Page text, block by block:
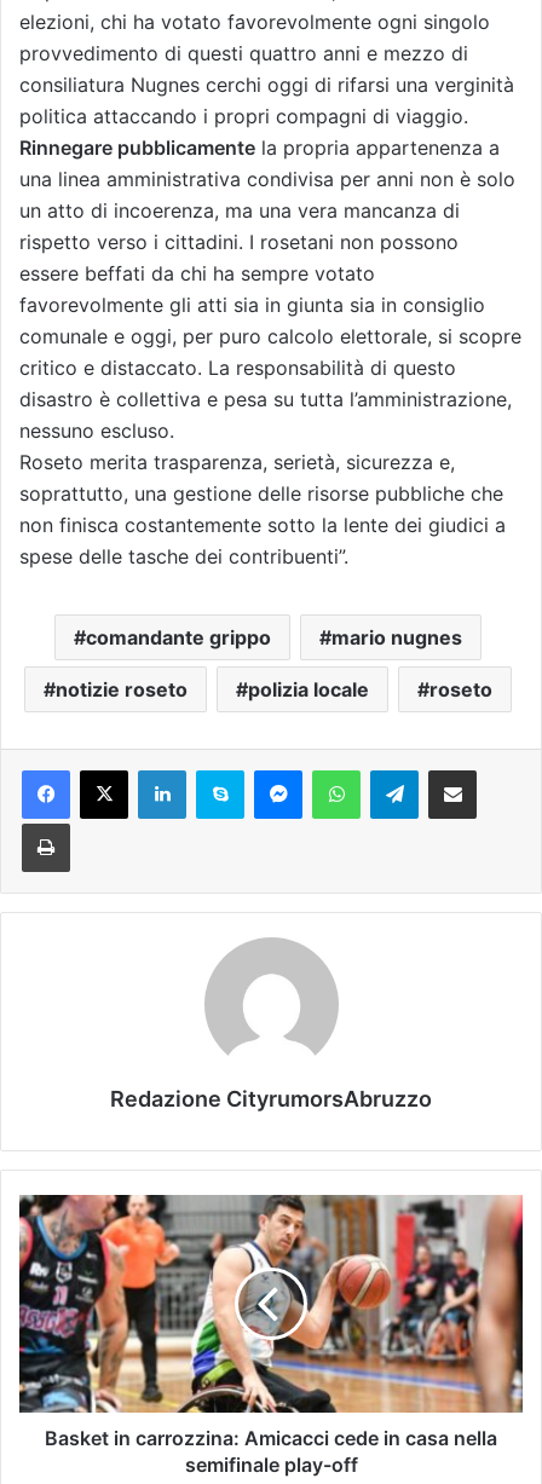
elezioni, chi ha votato favorevolmente ogni singolo
provvedimento di questi quattro anni e mezzo di
consiliatura Nugnes cerchi oggi di rifarsi una verginità
politica attaccando i propri compagni di viaggio.
Rinnegare pubblicamente la propria appartenenza a
una linea amministrativa condivisa per anni non è solo
un atto di incoerenza, ma una vera mancanza di
rispetto verso i cittadini. I rosetani non possono
essere beffati da chi ha sempre votato
favorevolmente gli atti sia in giunta sia in consiglio
comunale e oggi, per puro calcolo elettorale, si scopre
critico e distaccato. La responsabilità di questo
disastro è collettiva e pesa su tutta l’amministrazione,
nessuno escluso.
Roseto merita trasparenza, serietà, sicurezza e,
soprattutto, una gestione delle risorse pubbliche che
non finisca costantemente sotto la lente dei giudici a
spese delle tasche dei contribuenti”.
comandante grippo mario nugnes
notizie roseto polizia locale roseto
Telegram
Redazione CityrumorsAbruzzo
Basket in carrozzina: Amicacci cede in casa nella
semifinale play-off